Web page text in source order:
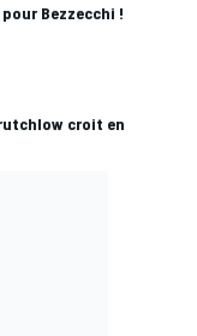
Bezzecchi !
croit en